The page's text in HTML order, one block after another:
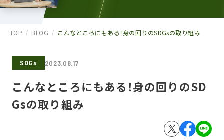
TOP BLOG こんなところにもある！身の回りのSDGsの取り組み
SDGs 2023.08.17
こんなところにもある！身の回りのSD
Gsの取り組み